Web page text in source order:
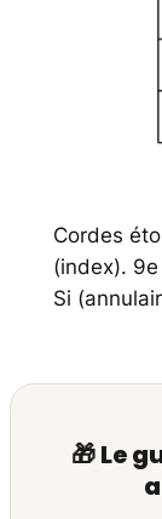
Cordes
(index).
Si
🎁 Le